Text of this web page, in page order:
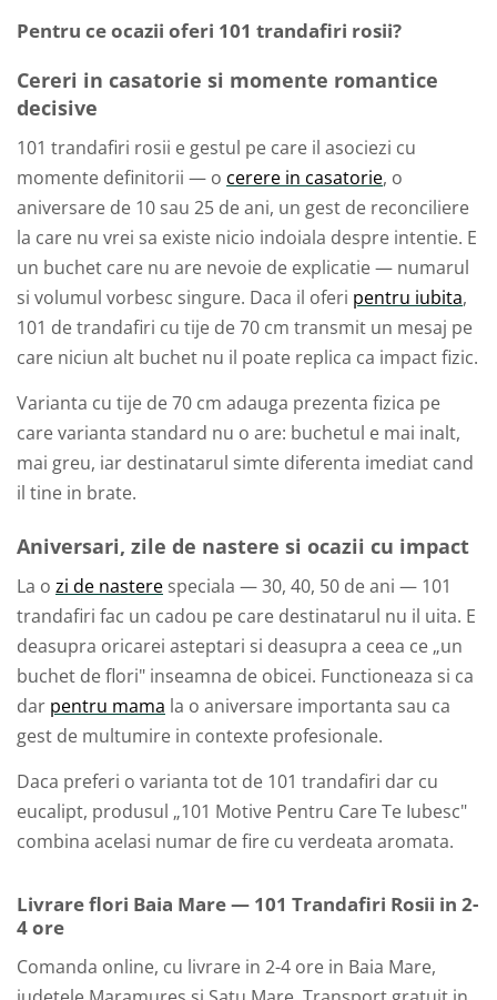
Pentru ce ocazii oferi 101 trandafiri rosii?
Cereri in casatorie si momente romantice
decisive
101 trandafiri rosii e gestul pe care il asociezi cu
momente definitorii — o cerere in casatorie, o
aniversare de 10 sau 25 de ani, un gest de reconciliere
la care nu vrei sa existe nicio indoiala despre intentie. E
un buchet care nu are nevoie de explicatie — numarul
si volumul vorbesc singure. Daca il oferi pentru iubita,
101 de trandafiri cu tije de 70 cm transmit un mesaj pe
care niciun alt buchet nu il poate replica ca impact fizic.
Varianta cu tije de 70 cm adauga prezenta fizica pe
care varianta standard nu o are: buchetul e mai inalt,
mai greu, iar destinatarul simte diferenta imediat cand
il tine in brate.
Aniversari, zile de nastere si ocazii cu impact
La o zi de nastere speciala — 30, 40, 50 de ani — 101
trandafiri fac un cadou pe care destinatarul nu il uita. E
deasupra oricarei asteptari si deasupra a ceea ce „un
buchet de flori" inseamna de obicei. Functioneaza si ca
dar pentru mama la o aniversare importanta sau ca
gest de multumire in contexte profesionale.
Daca preferi o varianta tot de 101 trandafiri dar cu
eucalipt, produsul „101 Motive Pentru Care Te Iubesc"
combina acelasi numar de fire cu verdeata aromata.
Livrare flori Baia Mare — 101 Trandafiri Rosii in 2-
4 ore
Comanda online, cu livrare in 2-4 ore in Baia Mare,